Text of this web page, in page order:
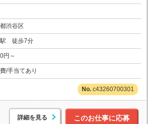
渋谷区
駅 徒歩7分
円～
/手当てあり
c43260700301
詳細を見る このお仕事に応募